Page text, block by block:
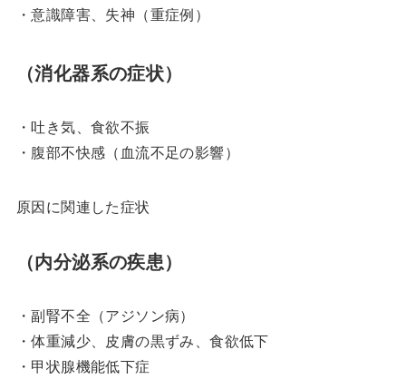
・意識障害、失神（重症例）
（消化器系の症状）
・吐き気、食欲不振
・腹部不快感（血流不足の影響）
原因に関連した症状
（内分泌系の疾患）
・副腎不全（アジソン病）
・体重減少、皮膚の黒ずみ、食欲低下
・甲状腺機能低下症